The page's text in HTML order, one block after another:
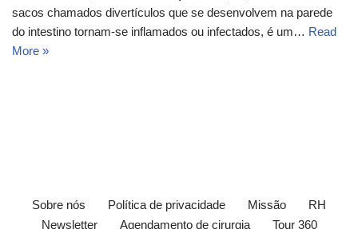
sacos chamados divertículos que se desenvolvem na parede
do intestino tornam-se inflamados ou infectados, é um… Read
More »
Sobre nós Política de privacidade Missão
RH
Newsletter
Agendamento de cirurgia Tour 360